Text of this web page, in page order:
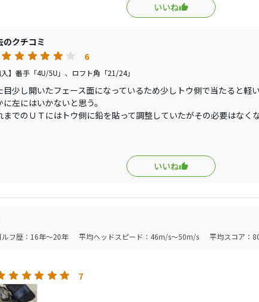
、スチールシャフトをチャレンジしてみてください。
いいね
のクチコミ
6
入】番手「4U/5U」、ロフト角「21/24」
目少し開いたフェース面になっているため少しトウ側で当たると軽
に左にはいかないと思う。
までのＵＴにはトウ側に鉛を貼って調整していたがその必要はなくな
、これまでシャフトはずっとスチールを使っていたため標準のベン
」というより「はらう」感じでマン振りにはあわないスペックにな
アンからの流れを作るため、軽い今のシャフトをスチールシャフト
いいね
ルフ歴：16年～20年 平均ヘッドスピード：46m/s～50m/s 平均スコア：
7